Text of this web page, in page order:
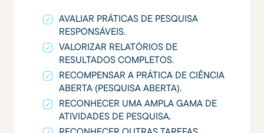
AVALIAR PRÁTICAS DE PESQUISA
RESPONSÁVEIS.
VALORIZAR RELATÓRIOS DE
RESULTADOS COMPLETOS.
RECOMPENSAR A PRÁTICA DE CIÊNCIA
ABERTA (PESQUISA ABERTA).
RECONHECER UMA AMPLA GAMA DE
ATIVIDADES DE PESQUISA.